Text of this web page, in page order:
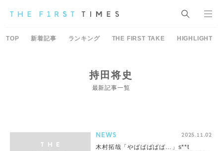
TOP 新着記事 ランキング THE FIRST TAKE HIGHLIGHT
持田将史
最新記事一覧
NEWS 2025.11.02
木村拓哉「やばばばばば…」s**t